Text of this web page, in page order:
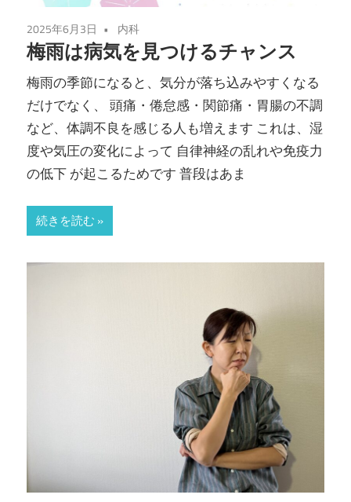
2025年6月3日 内科
梅雨は病気を見つけるチャンス
梅雨の季節になると、気分が落ち込みやすくなる
だけでなく、 頭痛・倦怠感・関節痛・胃腸の不調
など、体調不良を感じる人も増えます これは、湿
度や気圧の変化によって 自律神経の乱れや免疫力
の低下 が起こるためです 普段はあま
続きを読む